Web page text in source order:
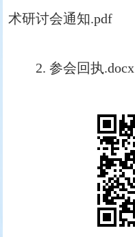
术研讨会通知.pdf
2. 参会回执.docx